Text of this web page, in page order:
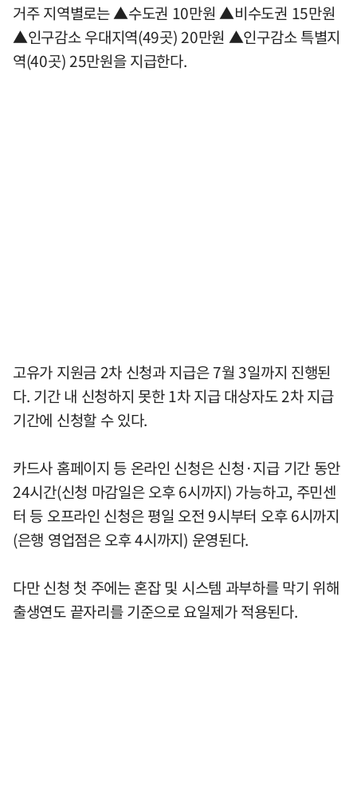
거주 지역별로는 ▲수도권 10만원 ▲비수도권 15만원
▲인구감소 우대지역(49곳) 20만원 ▲인구감소 특별지
역(40곳) 25만원을 지급한다.
고유가 지원금 2차 신청과 지급은 7월 3일까지 진행된
다. 기간 내 신청하지 못한 1차 지급 대상자도 2차 지급
기간에 신청할 수 있다.
카드사 홈페이지 등 온라인 신청은 신청·지급 기간 동안
24시간(신청 마감일은 오후 6시까지) 가능하고, 주민센
터 등 오프라인 신청은 평일 오전 9시부터 오후 6시까지
(은행 영업점은 오후 4시까지) 운영된다.
다만 신청 첫 주에는 혼잡 및 시스템 과부하를 막기 위해
출생연도 끝자리를 기준으로 요일제가 적용된다.